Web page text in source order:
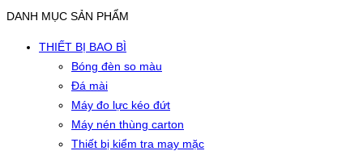
DANH MỤC SẢN PHẨM
THIẾT BỊ BAO BÌ
Bóng đèn so màu
Đá mài
Máy đo lực kéo đứt
Máy nén thùng carton
Thiết bị kiểm tra may mặc